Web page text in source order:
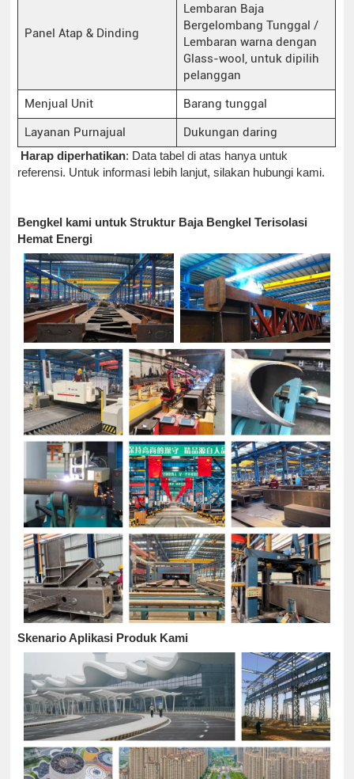
Panel Atap & Dinding
Lembaran Baja
Bergelombang Tunggal /
Lembaran warna dengan
Glass-wool, untuk dipilih
pelanggan
Menjual Unit
Barang tunggal
Layanan Purnajual
Dukungan daring
Harap diperhatikan: Data tabel di atas hanya untuk
referensi. Untuk informasi lebih lanjut, silakan hubungi kami.
Bengkel kami untuk Struktur Baja Bengkel Terisolasi
Hemat Energi
Skenario Aplikasi Produk Kami